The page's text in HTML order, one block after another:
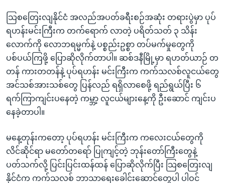
ကျော်
ကြည့်
ရန်
ရှာဖွေ
ရန်
နေရာ
သို့
ရန်
ဗွီအိုအေ လူမှုကွန်ယက်များ
ဘာသာစကားများ
သြစတြေးလျနိုင်ငံ အလည်အပတ်ခရီးစဉ်အဆုံး တရားပွဲမှာ ပုပ်
ရဟန်းမင်းကြီးက တက်ရောက် လာတဲ့ ပရိတ်သတ် ၃ သိန်း
လောက်ကို လောဘရမ္မက်နဲ့ ပစ္စည်းဥစ္စာ တပ်မက်မှုတွေကို
ပစ်ပယ်ကြဖို့ ပြောဆိုလိုက်တာပါ။ ဆစ်ဒနီမြို့မှာ ရဟတ်ယာဉ် တ
တန် ကားတတန်နဲ့ ပုပ်ရဟန်း မင်းကြီးက ကက်သလစ်လူငယ်တွေ
အင်သစ်အားသစ်တွေ ပြန်လည် ရရှိလာစေဖို့ ရည်ရွယ်ပြီး ၆
ရက်ကြာကျင်းပနေတဲ့ ကမ္ဘာ့ လူငယ်များနေ့ကို ဦးဆောင် ကျင်းပ
နေခဲ့တာပါ။
မနေ့တုန်းကတော့ ပုပ်ရဟန်း မင်းကြီးက ကလေးငယ်တွေကို
လိင်ဆိုင်ရာ မတော်တရော် ပြုကျင့်တဲ့ ဘုန်းတော်ကြီးတွေနဲ့
ပတ်သက်လို့ ပြင်းပြင်းထန်ထန် ပြောဆိုလိုက်ပြီး သြစတြေးလျ
နိုင်ငံက ကက်သလစ် ဘာသာရေးခေါင်းဆောင်တွေပါ ပါဝင်